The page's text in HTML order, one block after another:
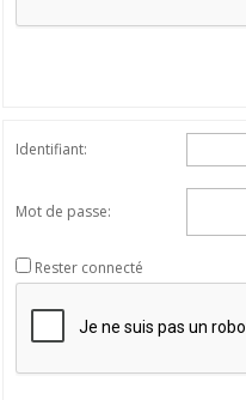
Identifiant:
Mot de passe:
Rester connecté